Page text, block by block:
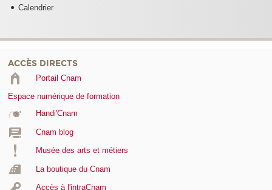
Calendrier
ACCÈS DIRECTS
Portail Cnam
Espace numérique de formation
Handi'Cnam
Cnam blog
Musée des arts et métiers
La boutique du Cnam
Accès à l'intraCnam